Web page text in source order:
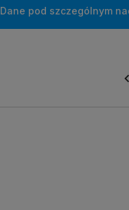
Dane pod szczególnym